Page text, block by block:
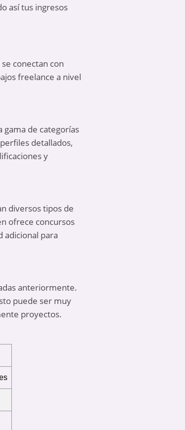
así tus ingresos
conectan con
freelance a nivel
gama de categorías
detallados,
y
diversos tipos de
ofrece concursos
adicional para
anteriormente.
puede ser muy
proyectos.